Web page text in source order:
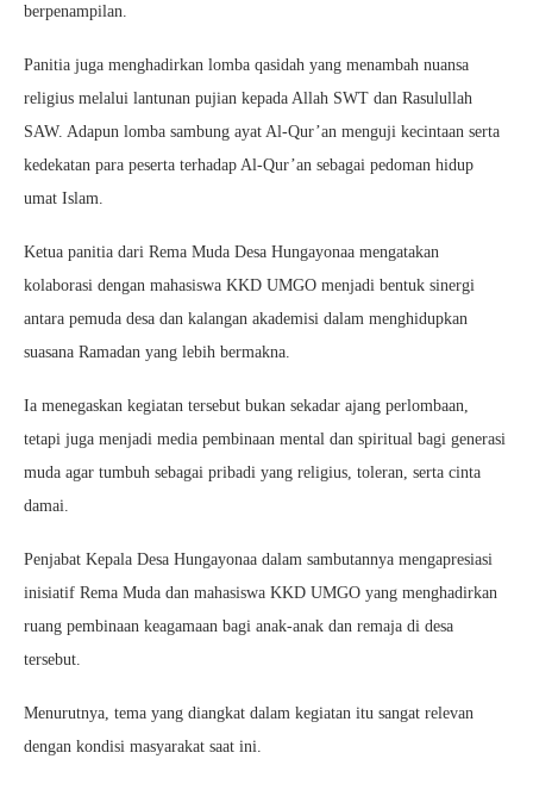
berpenampilan.
Panitia juga menghadirkan lomba qasidah yang menambah nuansa
religius melalui lantunan pujian kepada Allah SWT dan Rasulullah
SAW. Adapun lomba sambung ayat Al-Qur’an menguji kecintaan serta
kedekatan para peserta terhadap Al-Qur’an sebagai pedoman hidup
umat Islam.
Ketua panitia dari Rema Muda Desa Hungayonaa mengatakan
kolaborasi dengan mahasiswa KKD UMGO menjadi bentuk sinergi
antara pemuda desa dan kalangan akademisi dalam menghidupkan
suasana Ramadan yang lebih bermakna.
Ia menegaskan kegiatan tersebut bukan sekadar ajang perlombaan,
tetapi juga menjadi media pembinaan mental dan spiritual bagi generasi
muda agar tumbuh sebagai pribadi yang religius, toleran, serta cinta
damai.
Penjabat Kepala Desa Hungayonaa dalam sambutannya mengapresiasi
inisiatif Rema Muda dan mahasiswa KKD UMGO yang menghadirkan
ruang pembinaan keagamaan bagi anak-anak dan remaja di desa
tersebut.
Menurutnya, tema yang diangkat dalam kegiatan itu sangat relevan
dengan kondisi masyarakat saat ini.